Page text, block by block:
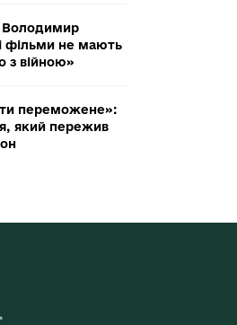
Володимир
фільми не мають
з війною»
переможене»:
який пережив